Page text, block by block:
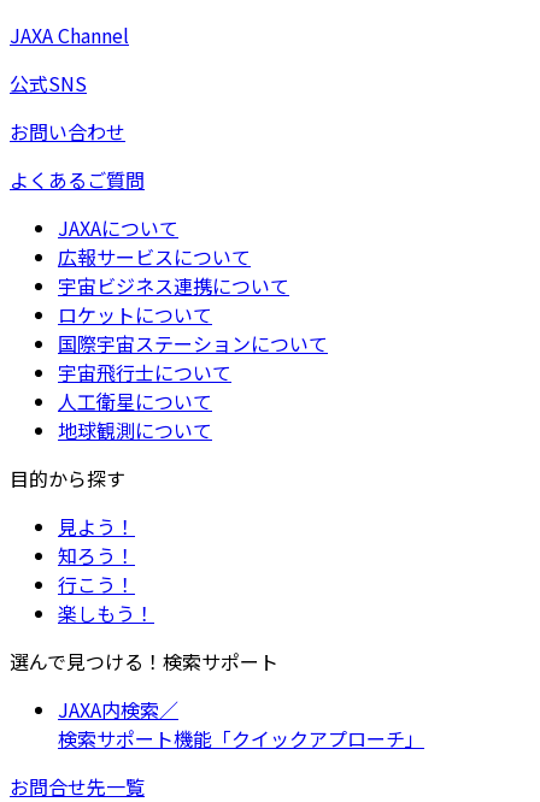
JAXA Channel
公式SNS
お問い合わせ
よくあるご質問
JAXAについて
広報サービスについて
宇宙ビジネス連携について
ロケットについて
国際宇宙ステーションについて
宇宙飛行士について
人工衛星について
地球観測について
目的から探す
見よう！
知ろう！
行こう！
楽しもう！
選んで見つける！検索サポート
JAXA内検索／
検索サポート機能「クイックアプローチ」
お問合せ先一覧